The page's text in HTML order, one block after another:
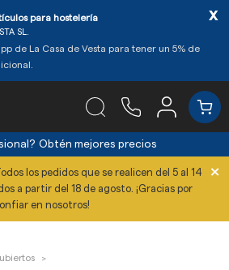
para hostelería
SL.
de La Casa de Vesta para tener un 5% de
x
Obtén mejores precios
los pedidos que se realicen del 5 al 14
a partir del 18 de agosto. ¡Gracias por
en nosotros!
×